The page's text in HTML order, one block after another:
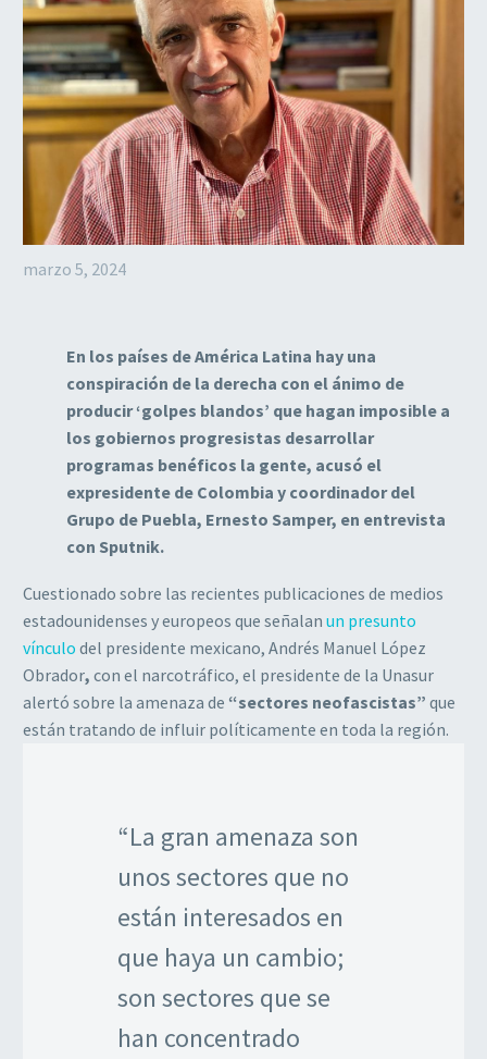
marzo 5, 2024
En los países de América Latina hay una
conspiración de la derecha con el ánimo de
producir ‘golpes blandos’ que hagan imposible a
los gobiernos progresistas desarrollar
programas benéficos la gente, acusó el
expresidente de Colombia y coordinador del
Grupo de Puebla, Ernesto Samper, en entrevista
con Sputnik.
Cuestionado sobre las recientes publicaciones de medios
estadounidenses y europeos que señalan un presunto
vínculo del presidente mexicano, Andrés Manuel López
Obrador, con el narcotráfico, el presidente de la Unasur
alertó sobre la amenaza de “sectores neofascistas” que
están tratando de influir políticamente en toda la región.
“La gran amenaza son
unos sectores que no
están interesados en
que haya un cambio;
son sectores que se
han concentrado